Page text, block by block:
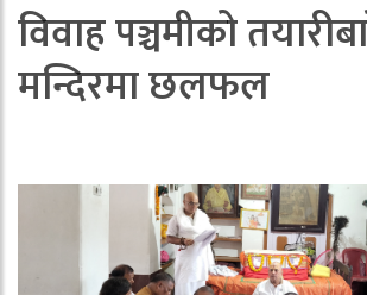
विवाह पञ्चमीको
मन्दिरमा छलफल